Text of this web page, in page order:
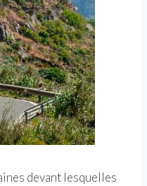
devant lesquelles